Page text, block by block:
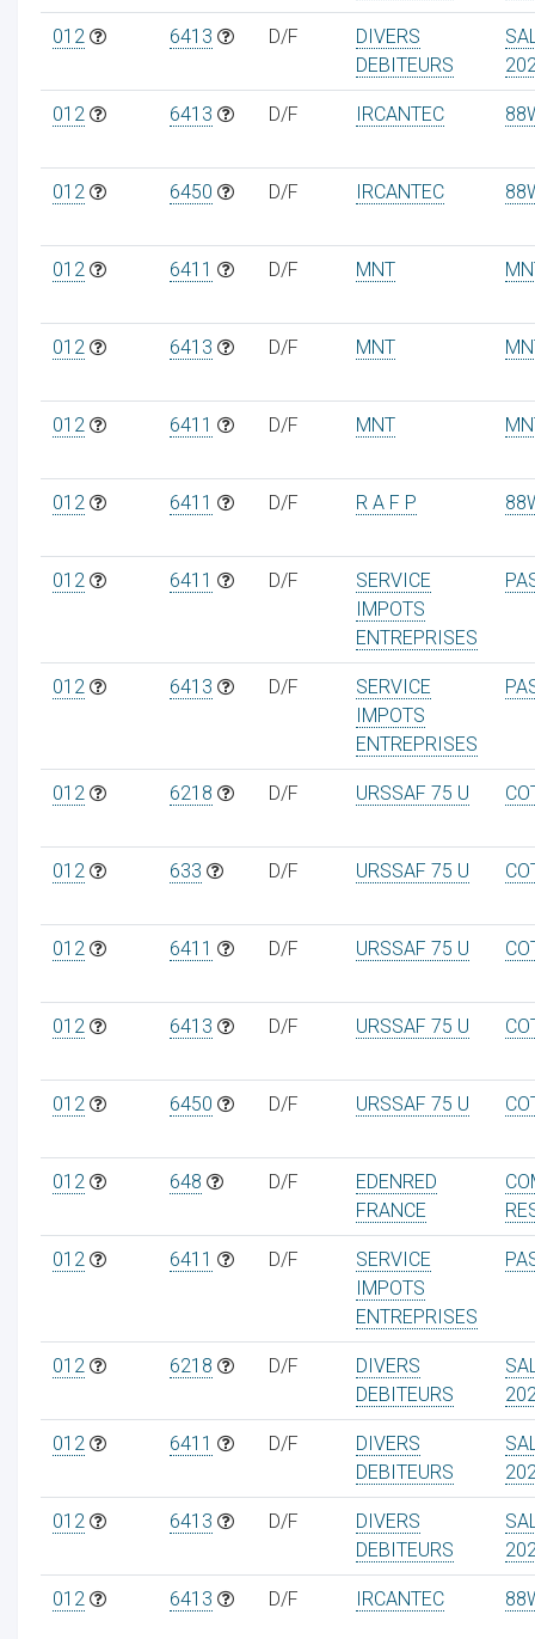
012 6413 D/F
DIVERS
DEBITEURS
012 6413 D/F IRCANTEC
012 6450 D/F IRCANTEC
012 6411 D/F MNT
012 6413 D/F MNT
012 6411 D/F MNT
012 6411 D/F R A F P
012 6411 D/F
SERVICE
IMPOTS
ENTREPRISES
012 6413 D/F
SERVICE
IMPOTS
ENTREPRISES
012 6218 D/F URSSAF 75 U
012 633 D/F URSSAF 75 U
012 6411 D/F URSSAF 75 U
012 6413 D/F URSSAF 75 U
012 6450 D/F URSSAF 75 U
012 648 D/F
EDENRED
FRANCE
012 6411 D/F
SERVICE
IMPOTS
ENTREPRISES
012 6218 D/F
DIVERS
DEBITEURS
012 6411 D/F
DIVERS
DEBITEURS
012 6413 D/F
DIVERS
DEBITEURS
012 6413 D/F IRCANTEC